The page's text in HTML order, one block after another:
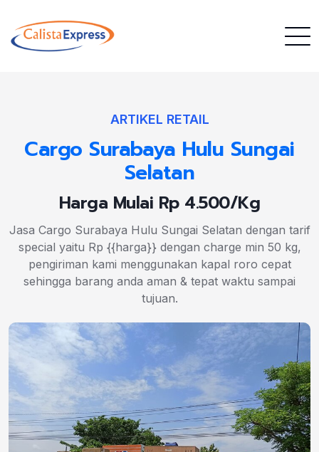
ARTIKEL RETAIL
Cargo Surabaya Hulu Sungai
Selatan
Harga Mulai Rp 4.500/Kg
Jasa Cargo Surabaya Hulu Sungai Selatan dengan tarif
special yaitu Rp {{harga}} dengan charge min 50 kg,
pengiriman kami menggunakan kapal roro cepat
sehingga barang anda aman & tepat waktu sampai
tujuan.